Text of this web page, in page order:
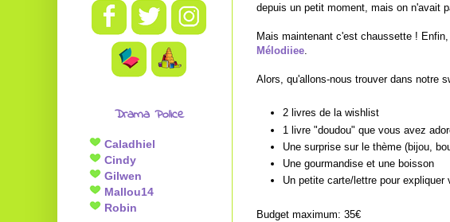
depuis un petit moment, mais on n'avait
Mais maintenant c'est chaussette !
Mélodiiee
Alors, qu'allons-nous trouver dans notre
2 livres de la wishlist
1 livre "doudou" que vous avez
Une surprise sur le thème (bijou,
Une gourmandise et une boisson
Un petite carte/lettre pour expliquer
Budget maximum: 35€
Drama Police
Caladhiel
Cindy
Gilwen
Mallou14
Robin